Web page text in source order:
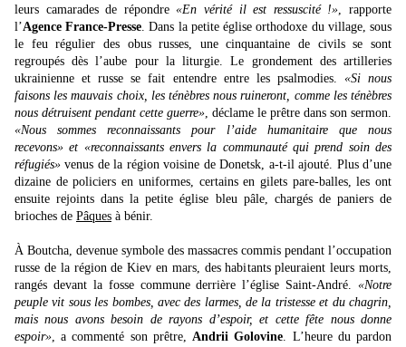
leurs camarades de répondre«En vérité il est ressuscité !», rapporte
l’Agence France-Presse. Dans la petite église orthodoxe du village, sous
le feu régulier des obus russes, une cinquantaine de civils se sont
regroupés dès l’aube pour la liturgie. Le grondement des artilleries
ukrainienne et russe se fait entendre entre les psalmodies. «Si nous
faisons les mauvais choix, les ténèbres nous ruineront, comme les ténèbres
nous détruisent pendant cette guerre», déclame le prêtre dans son sermon.
«Nous sommes reconnaissants pour l’aide humanitaire que nous
recevons» et «reconnaissants envers la communauté qui prend soin des
réfugiés» venus de la région voisine de Donetsk, a-t-il ajouté. Plus d’une
dizaine de policiers en uniformes, certains en gilets pare-balles, les ont
ensuite rejoints dans la petite église bleu pâle, chargés de paniers de
brioches de Pâques à bénir.
À Boutcha, devenue symbole des massacres commis pendant l’occupation
russe de la région de Kiev en mars, des habitants pleuraient leurs morts,
rangés devant la fosse commune derrière l’église Saint-André. «Notre
peuple vit sous les bombes, avec des larmes, de la tristesse et du chagrin,
mais nous avons besoin de rayons d’espoir, et cette fête nous donne
espoir», a commenté son prêtre,Andrii Golovine. L’heure du pardon